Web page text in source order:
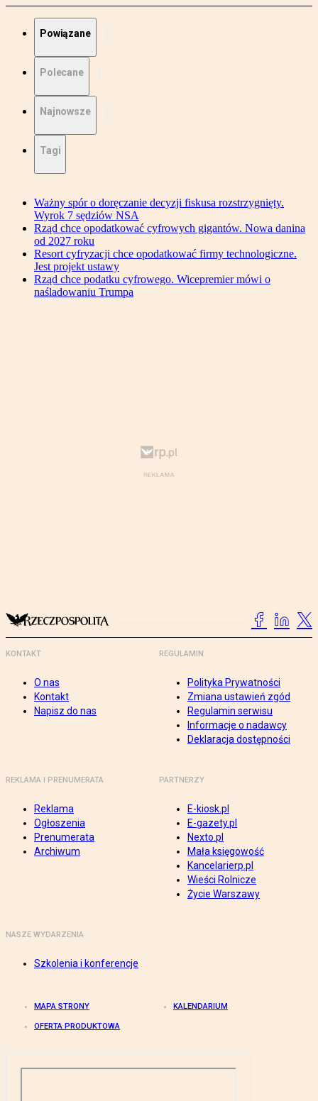
Powiązane
Polecane
Najnowsze
Tagi
Ważny spór o doręczanie decyzji fiskusa rozstrzygnięty.
Wyrok 7 sędziów NSA
Rząd chce opodatkować cyfrowych gigantów. Nowa danina
od 2027 roku
Resort cyfryzacji chce opodatkować firmy technologiczne.
Jest projekt ustawy
Rząd chce podatku cyfrowego. Wicepremier mówi o
naśladowaniu Trumpa
KONTAKT
O nas
Kontakt
Napisz do nas
REGULAMIN
Polityka Prywatności
Zmiana ustawień zgód
Regulamin serwisu
Informacje o nadawcy
Deklaracja dostępności
REKLAMA I PRENUMERATA
Reklama
Ogłoszenia
Prenumerata
Archiwum
PARTNERZY
E-kiosk.pl
E-gazety.pl
Nexto.pl
Mała księgowość
Kancelarierp.pl
Wieści Rolnicze
Życie Warszawy
NASZE WYDARZENIA
Szkolenia i konferencje
MAPA STRONY KALENDARIUM
OFERTA PRODUKTOWA